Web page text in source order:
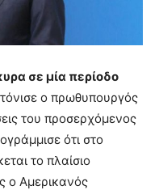
σε μία περίοδο
ο πρωθυπουργός
του προσερχόμενος
ότι στο
το πλαίσιο
ο Αμερικανός